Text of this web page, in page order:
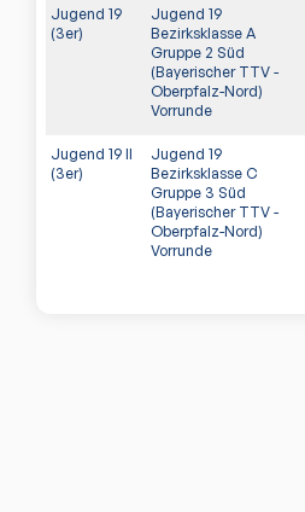
Jugend 19
(3er)
Jugend 19
Bezirksklasse A
Gruppe 2 Süd
(Bayerischer TTV -
Oberpfalz-Nord)
Vorrunde
Jugend 19 II
(3er)
Jugend 19
Bezirksklasse C
Gruppe 3 Süd
(Bayerischer TTV -
Oberpfalz-Nord)
Vorrunde